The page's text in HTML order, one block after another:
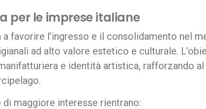
per le imprese italiane
a favorire l’ingresso e il consolidamento nel
ad alto valore estetico e culturale.
e identità artistica, rafforzando
maggiore interesse rientrano: